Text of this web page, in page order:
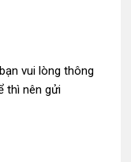
vui lòng thông
thì nên gửi